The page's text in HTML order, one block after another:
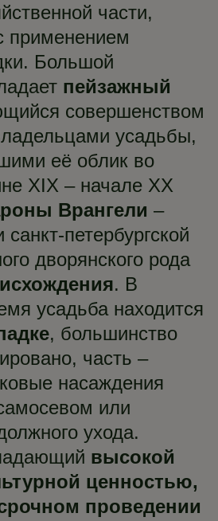
части,
применением
Большой
пейзажный
совершенством
усадьбы,
её облик во
XIX – начале XX
Врангели –
санкт-петербургской
дворянского рода
. В
усадьба находится
, большинство
часть –
насаждения
или
ухода.
высокой
ценностью,
проведении